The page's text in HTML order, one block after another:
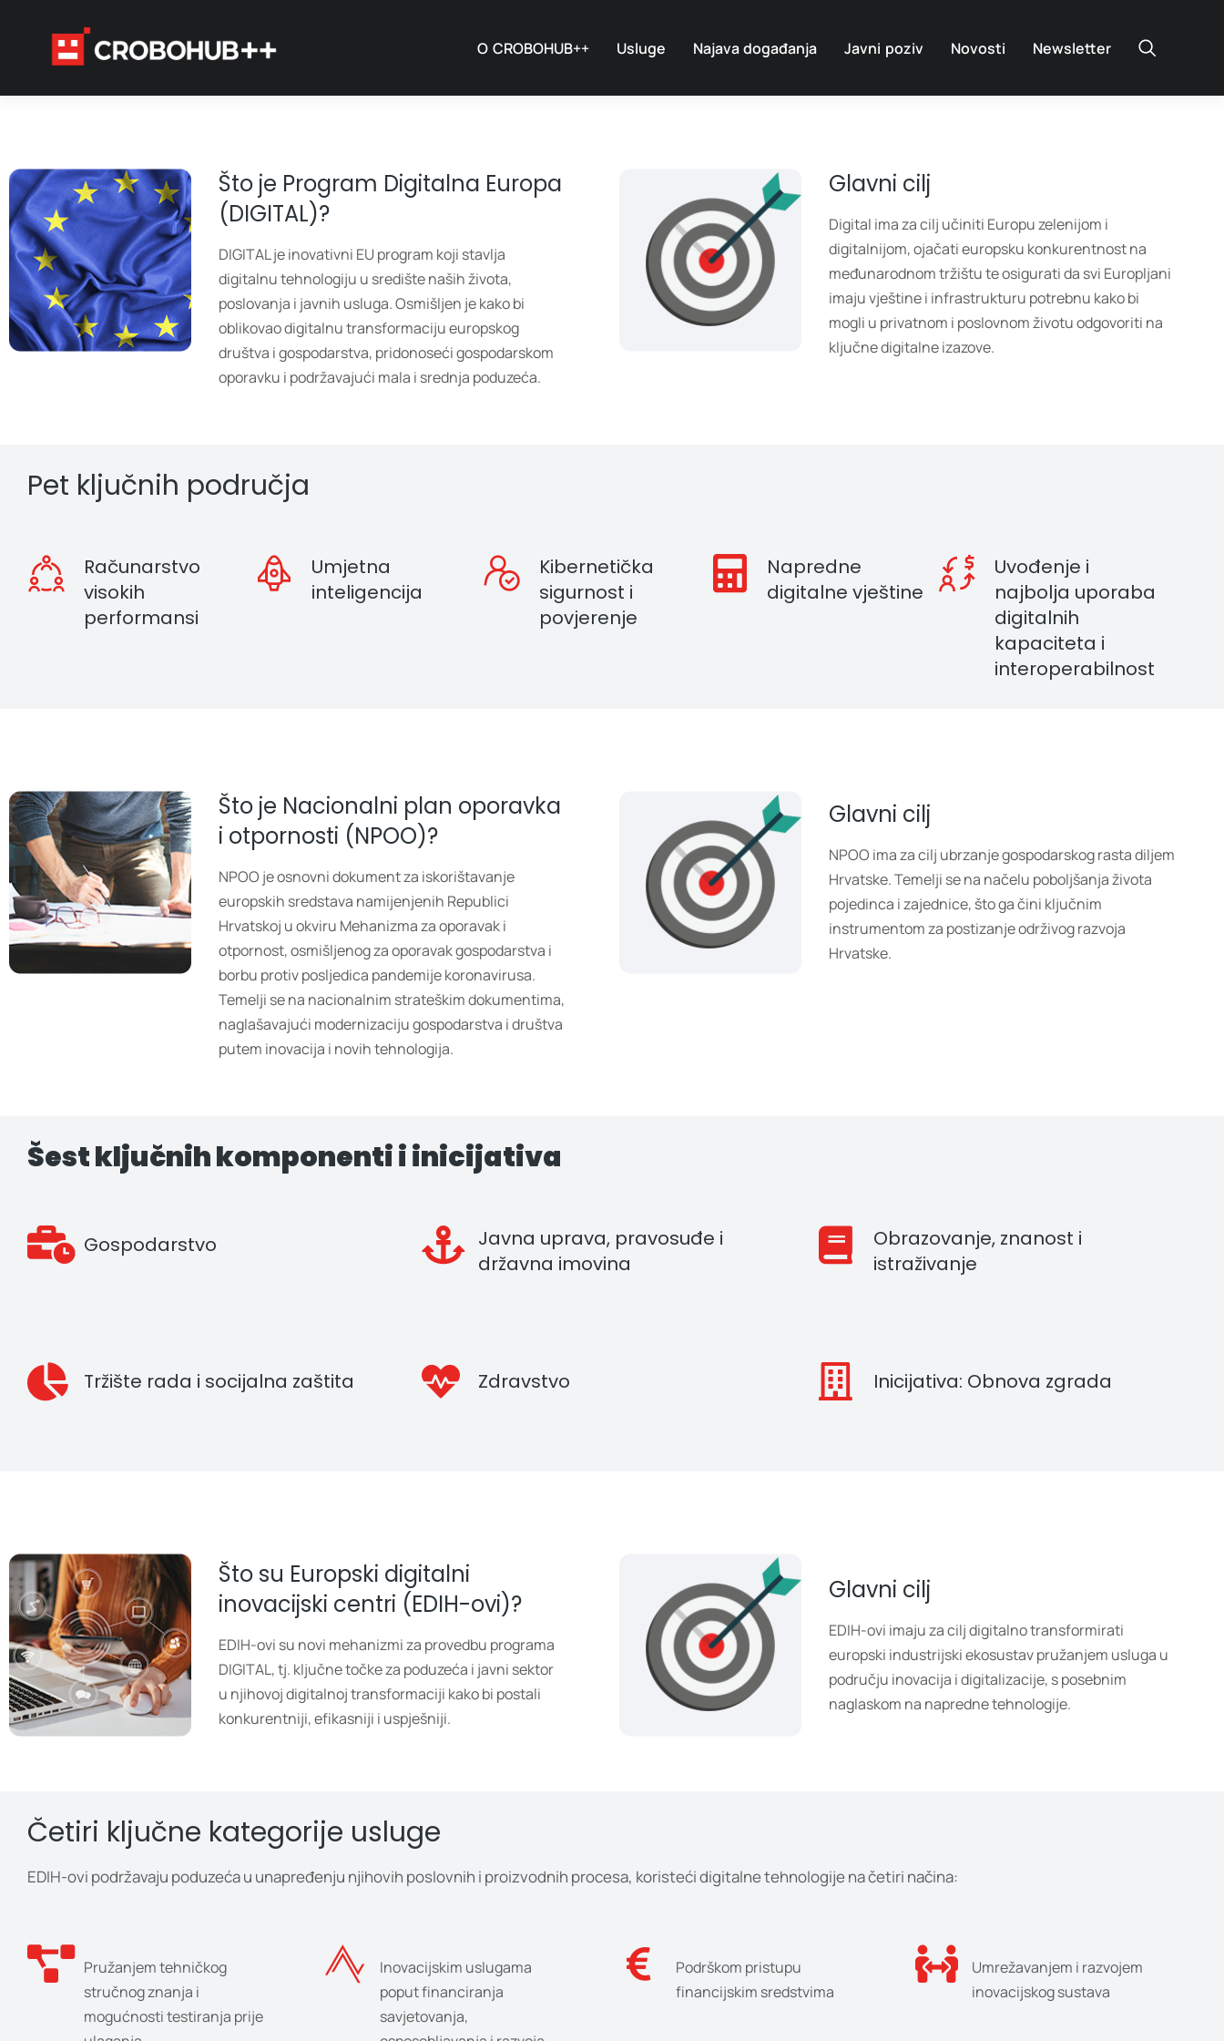
O CROBOHUB++ Usluge Najava događanja Javni poziv Novosti Newsletter
Što je Program Digitalna Europa
(DIGITAL)?
DIGITAL je inovativni EU program koji stavlja
digitalnu tehnologiju u središte naših života,
poslovanja i javnih usluga. Osmišljen je kako bi
oblikovao digitalnu transformaciju europskog
društva i gospodarstva, pridonoseći gospodarskom
oporavku i podržavajući mala i srednja poduzeća.
Glavni cilj
Digital ima za cilj učiniti Europu zelenijom i
digitalnijom, ojačati europsku konkurentnost na
međunarodnom tržištu te osigurati da svi Europljani
imaju vještine i infrastrukturu potrebnu kako bi
mogli u privatnom i poslovnom životu odgovoriti na
ključne digitalne izazove.
Pet ključnih područja
Računarstvo
visokih
performansi
Umjetna
inteligencija
Kibernetička
sigurnost i
povjerenje
Napredne
digitalne vještine
Uvođenje i
najbolja uporaba
digitalnih
kapaciteta i
interoperabilnost
Što je Nacionalni plan oporavka
i otpornosti (NPOO)?
NPOO je osnovni dokument za iskorištavanje
europskih sredstava namijenjenih Republici
Hrvatskoj u okviru Mehanizma za oporavak i
otpornost, osmišljenog za oporavak gospodarstva i
borbu protiv posljedica pandemije koronavirusa.
Temelji se na nacionalnim strateškim dokumentima,
naglašavajući modernizaciju gospodarstva i društva
putem inovacija i novih tehnologija.
Glavni cilj
NPOO ima za cilj ubrzanje gospodarskog rasta diljem
Hrvatske. Temelji se na načelu poboljšanja života
pojedinca i zajednice, što ga čini ključnim
instrumentom za postizanje održivog razvoja
Hrvatske.
Šest ključnih komponenti i inicijativa
Gospodarstvo
Javna uprava, pravosuđe i
državna imovina
Obrazovanje, znanost i
istraživanje
Tržište rada i socijalna zaštita Zdravstvo Inicijativa: Obnova zgrada
Što su Europski digitalni
inovacijski centri (EDIH-ovi)?
EDIH-ovi su novi mehanizmi za provedbu programa
DIGITAL, tj. ključne točke za poduzeća i javni sektor
u njihovoj digitalnoj transformaciji kako bi postali
konkurentniji, efikasniji i uspješniji.
Glavni cilj
EDIH-ovi imaju za cilj digitalno transformirati
europski industrijski ekosustav pružanjem usluga u
području inovacija i digitalizacije, s posebnim
naglaskom na napredne tehnologije.
Četiri ključne kategorije usluge
EDIH-ovi podržavaju poduzeća u unapređenju njihovih poslovnih i proizvodnih procesa, koristeći digitalne tehnologije na četiri načina:
Pružanjem tehničkog
stručnog znanja i
mogućnosti testiranja prije
Inovacijskim uslugama
poput financiranja
savjetovanja,
Podrškom pristupu
financijskim sredstvima
Umrežavanjem i razvojem
inovacijskog sustava